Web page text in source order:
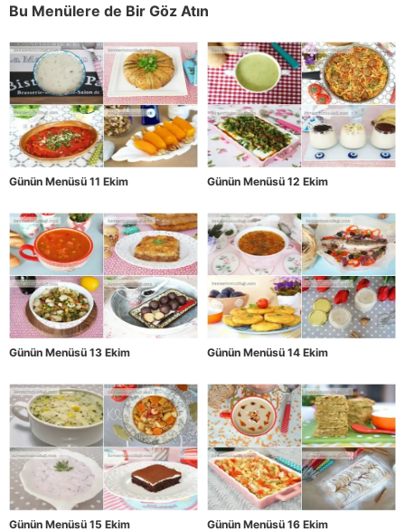
Bu Menülere de Bir Göz Atın
Günün Menüsü 11 Ekim Günün Menüsü 12 Ekim
Günün Menüsü 13 Ekim Günün Menüsü 14 Ekim
Günün Menüsü 15 Ekim Günün Menüsü 16 Ekim